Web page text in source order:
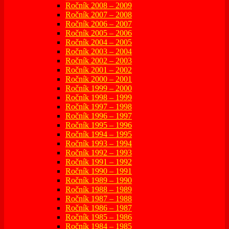
Ročník 2008 – 2009
Ročník 2007 – 2008
Ročník 2006 – 2007
Ročník 2005 – 2006
Ročník 2004 – 2005
Ročník 2003 – 2004
Ročník 2002 – 2003
Ročník 2001 – 2002
Ročník 2000 – 2001
Ročník 1999 – 2000
Ročník 1998 – 1999
Ročník 1997 – 1998
Ročník 1996 – 1997
Ročník 1995 – 1996
Ročník 1994 – 1995
Ročník 1993 – 1994
Ročník 1992 – 1993
Ročník 1991 – 1992
Ročník 1990 – 1991
Ročník 1989 – 1990
Ročník 1988 – 1989
Ročník 1987 – 1988
Ročník 1986 – 1987
Ročník 1985 – 1986
Ročník 1984 – 1985